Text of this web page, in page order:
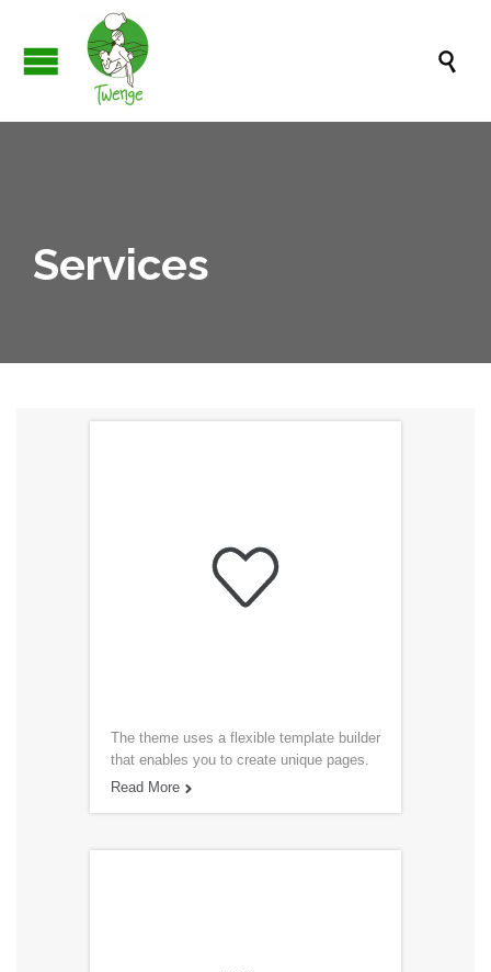

Services

The theme uses a flexible template builder
that enables you to create unique pages.
Read More 